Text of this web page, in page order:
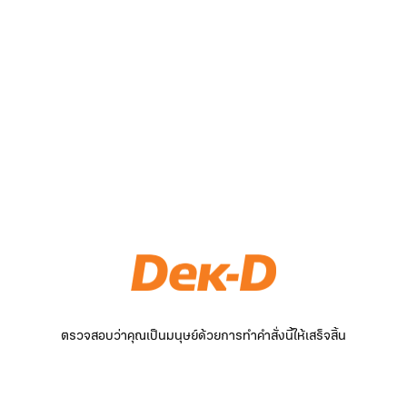
ตรวจสอบว่าคุณเป็นมนุษย์ด้วยการทำคำสั่งนี้ให้เสร็จสิ้น